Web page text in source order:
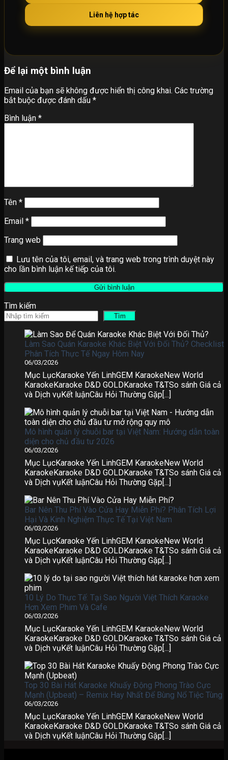
Liên hệ hợp tác
Để lại một bình luận
Email của bạn sẽ không được hiển thị công khai. Các trường
bắt buộc được đánh dấu *
Bình luận *
Tên *
Email *
Trang web
Lưu tên của tôi, email, và trang web trong trình duyệt này
cho lần bình luận kế tiếp của tôi.
Tìm kiếm
Tìm
Làm Sao Quán Karaoke Khác Biệt Với Đối Thủ? Checklist
Phân Tích Thực Tế Ngay Hôm Nay
06/03/2026
Mục LụcKaraoke Yến LinhGEM KaraokeNew World
KaraokeKaraoke D&D GOLDKaraoke T&TSo sánh Giá cả
và Dịch vụKết luậnCâu Hỏi Thường Gặp[...]
Mô hình quản lý chuỗi bar tại Việt Nam: Hướng dẫn toàn
diện cho chủ đầu tư 2026
06/03/2026
Mục LụcKaraoke Yến LinhGEM KaraokeNew World
KaraokeKaraoke D&D GOLDKaraoke T&TSo sánh Giá cả
và Dịch vụKết luậnCâu Hỏi Thường Gặp[...]
Bar Nên Thu Phí Vào Cửa Hay Miễn Phí? Phân Tích Lợi
Hại Và Kinh Nghiệm Thực Tế Tại Việt Nam
06/03/2026
Mục LụcKaraoke Yến LinhGEM KaraokeNew World
KaraokeKaraoke D&D GOLDKaraoke T&TSo sánh Giá cả
và Dịch vụKết luậnCâu Hỏi Thường Gặp[...]
10 Lý Do Thực Tế: Tại Sao Người Việt Thích Karaoke
Hơn Xem Phim Và Cafe
06/03/2026
Mục LụcKaraoke Yến LinhGEM KaraokeNew World
KaraokeKaraoke D&D GOLDKaraoke T&TSo sánh Giá cả
và Dịch vụKết luậnCâu Hỏi Thường Gặp[...]
Top 30 Bài Hát Karaoke Khuấy Động Phong Trào Cực
Mạnh (Upbeat) – Remix Hay Nhất Để Bùng Nổ Tiệc Tùng
06/03/2026
Mục LụcKaraoke Yến LinhGEM KaraokeNew World
KaraokeKaraoke D&D GOLDKaraoke T&TSo sánh Giá cả
và Dịch vụKết luậnCâu Hỏi Thường Gặp[...]